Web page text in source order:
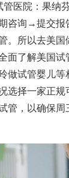
管医院： 果纳
期咨询→提交
。所以去美国
面了解美国试
做试管婴儿等
选择一家正规
管，以确保周